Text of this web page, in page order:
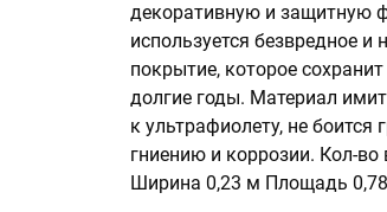
декоративную и защитную
используется безвредное
покрытие, которое
долгие годы. Материал
к ультрафиолету, не
гниению и коррозии. Кол-
Ширина 0,23 м Площадь